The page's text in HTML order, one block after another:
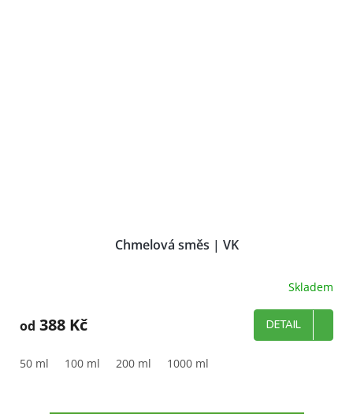
Chmelová směs | VK
Skladem
od 388 Kč DETAIL
50 ml 100 ml 200 ml 1000 ml